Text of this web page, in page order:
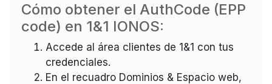
Cómo obtener el AuthCode (EPP
code) en 1&1 IONOS:
Accede al área clientes de 1&1 con tus
credenciales.
En el recuadro Dominios & Espacio web,